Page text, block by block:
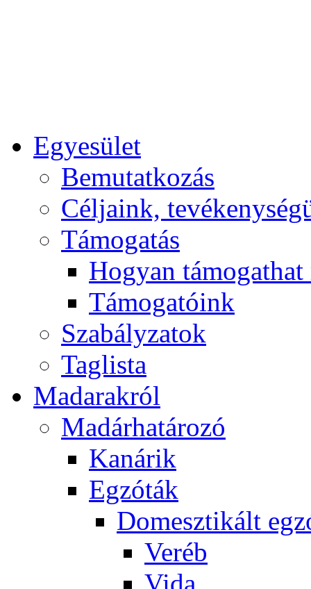
Egyesület
Bemutatkozás
Céljaink,
Támogatás
Hogyan
Támogatóink
Szabályzatok
Taglista
Madarakról
Madárhatározó
Kanárik
Egzóták
Domesztikált
Veréb